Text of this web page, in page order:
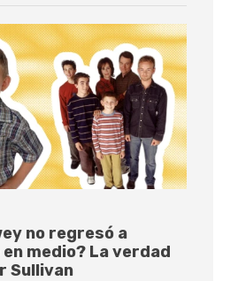
no regresó a
en medio? La verdad
Sullivan